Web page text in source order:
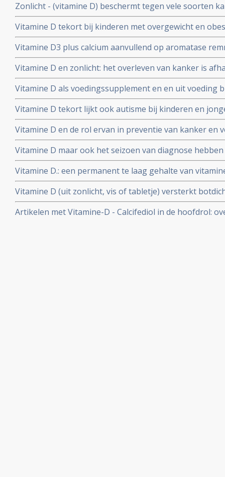
Zonlicht - (vitamine D) beschermt tegen vele soorten
lymfklierkanker (non-Hodgkin) en zelfs niet melanome
Vitamine D tekort bij kinderen met overgewicht en
Amerika, vooral bij latino en zwarte kinderen
Vitamine D3 plus calcium aanvullend op aromatase
bij borstkanker (stadium I, II en III) vermindert
en vermoeidheid
Vitamine D en zonlicht: het overleven van kanker is
diagnose plaats heeft en vooral van zonlicht, blijkt uit
miljoen kankerpatienten. De aanmaak van vitamine D.
Vitamine D als voedingssupplement en en uit voeding
op het ontwikkelen van borstkanker te verkleinen,
aantallen vrouwen. Artikel geplaatst 1 mei 2010
Vitamine D tekort lijkt ook autisme bij kinderen en
weinig zonlicht en speelplaatsen geven verschil van
Vitamine D en de rol ervan in preventie van kanker en
kanker. Een overzicht van studies van de laatste jaren
Vitamine D maar ook het seizoen van diagnose
vormen van kanker, prostaatkanker - borstkanker . en
Vitamine D.: een permanent te laag gehalte van
met verschillende oorzaken met 26 procent vergroten
studie onder 13,.000 gezonde mensen.
Vitamine D (uit zonlicht, vis of tabletje) versterkt
daarmee beduidend de werking van bisfosfonaten bij
vitamine D. versterkt botdichtheid bij meisjes en jonge
Artikelen met Vitamine-D - Calcifediol in de hoofdrol: